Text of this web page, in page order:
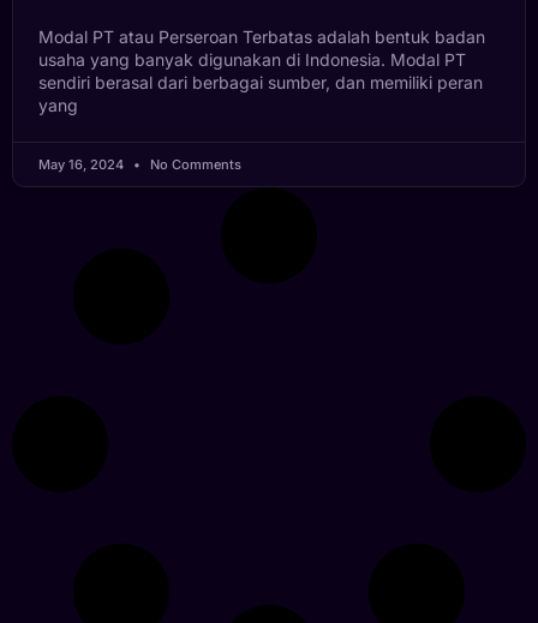
Modal PT atau Perseroan Terbatas adalah bentuk badan
usaha yang banyak digunakan di Indonesia. Modal PT
sendiri berasal dari berbagai sumber, dan memiliki peran
yang
May 16, 2024 No Comments